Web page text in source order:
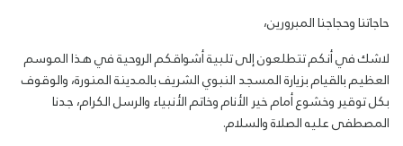
حاجاتنا وحجاجنا المبرورين،
لاشك في أنكم تتطلعون إلى تلبية أشواقكم الروحية في هذا الموسم
العظيم بالقيام بزيارة المسجد النبوي الشريف بالمدينة المنورة، والوقوف
بكل توقير وخشوع أمام خير الأنام وخاتم الأنبياء والرسل الكرام، جدنا
المصطفى عليه الصلاة والسلام.